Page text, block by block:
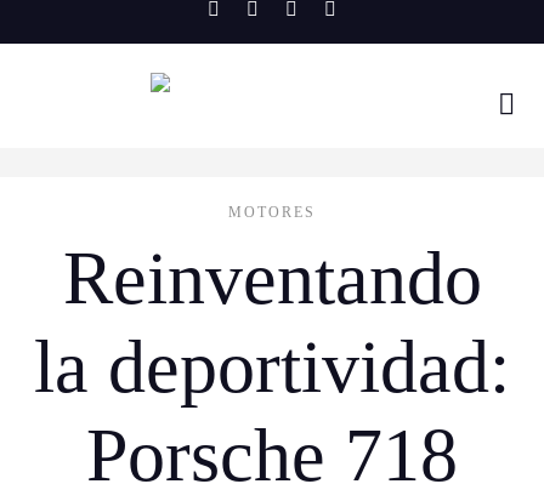
to
MOTORES
Reinventando
la deportividad:
Porsche 718